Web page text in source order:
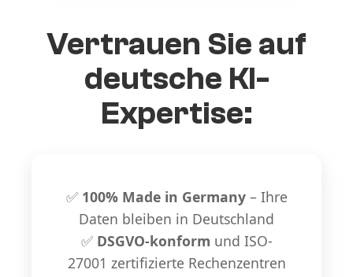
Vertrauen Sie auf
deutsche KI-
Expertise:
✅ 100% Made in Germany– Ihre
Daten bleiben in Deutschland
✅ DSGVO-konform und ISO-
27001 zertifizierte Rechenzentren